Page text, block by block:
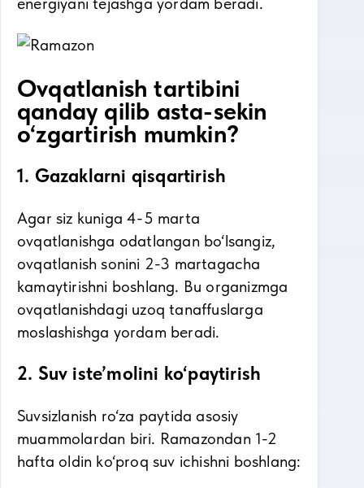
Ovqatlanish tartibini
qanday qilib asta-sekin
o‘zgartirish mumkin?
1. Gazaklarni qisqartirish
Agar siz kuniga 4-5 marta
ovqatlanishga odatlangan bo‘lsangiz,
ovqatlanish sonini 2-3 martagacha
kamaytirishni boshlang. Bu organizmga
ovqatlanishdagi uzoq tanaffuslarga
moslashishga yordam beradi.
2. Suv iste’molini ko‘paytirish
Suvsizlanish ro‘za paytida asosiy
muammolardan biri. Ramazondan 1-2
hafta oldin ko‘proq suv ichishni boshlang: